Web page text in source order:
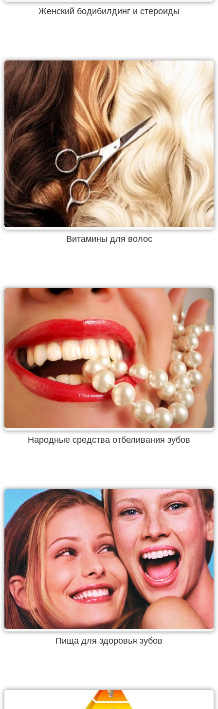
Женский бодибилдинг и стероиды
Витамины для волос
Народные средства отбеливания зубов
Пища для здоровья зубов